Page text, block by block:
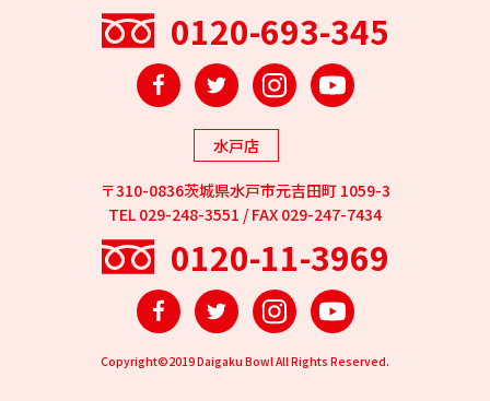
0120-693-345
FacebookTwitterInstagramYouTube
水戸店
〒310-0836茨城県水戸市元吉田町 1059-3
TEL 029-248-3551 / FAX 029-247-7434
0120-11-3969
FacebookTwitterInstagramYouTube
Copyright©2019 Daigaku Bowl All Rights Reserved.